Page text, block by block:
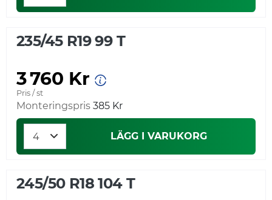
235/45 R19 99 T
3 760 Kr
Pris / st
Monteringspris 385 Kr
LÄGG I VARUKORG
245/50 R18 104 T